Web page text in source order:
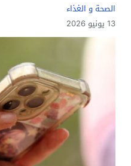
الصحة و الغذاء
13 يونيو 2026